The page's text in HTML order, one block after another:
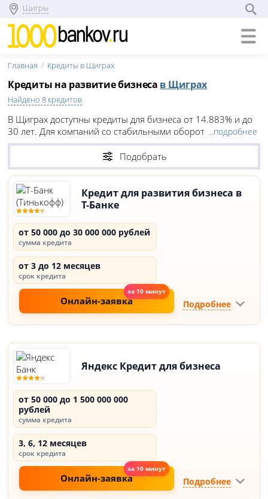
Щигры
Главная Кредиты в Щиграх
Кредиты на развитие бизнеса в Щиграх
Найдено 8 кредитов
В Щиграх доступны кредиты для бизнеса от 14.883% и до
30 лет. Для компаний со стабильными оборотами можно
открыть расчетный счет с овердрафтомили оформить
для гос. контрактов по 44-ФЗ или
223-ФЗ.
...подробнее
Подобрать
Кредит для развития бизнеса в
Т-Банке
от 50 000 до 30 000 000 рублей
сумма кредита
от 3 до 12 месяцев
срок кредита
Онлайн-заявка Подробнее
Яндекс Кредит для бизнеса
от 50 000 до 1 500 000 000
рублей
сумма кредита
3, 6, 12 месяцев
срок кредита
Онлайн-заявка Подробнее